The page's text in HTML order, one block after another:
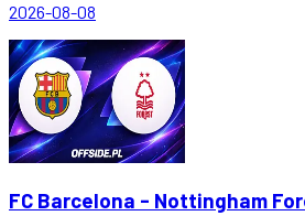
2026-08-08
FC Barcelona - Nottingham